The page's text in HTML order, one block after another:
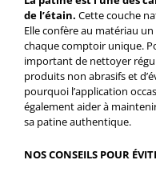
de l’étain. Cette couche
Elle confère au matériau
chaque comptoir unique.
important de nettoyer
produits non abrasifs et
pourquoi l’application
également aider à
sa patine authentique.
NOS CONSEILS POUR